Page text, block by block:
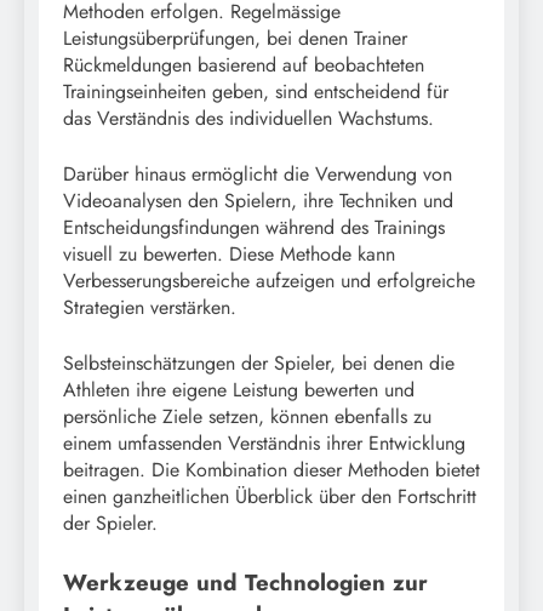
Methoden erfolgen. Regelmässige
Leistungsüberprüfungen, bei denen Trainer
Rückmeldungen basierend auf beobachteten
Trainingseinheiten geben, sind entscheidend für
das Verständnis des individuellen Wachstums.
Darüber hinaus ermöglicht die Verwendung von
Videoanalysen den Spielern, ihre Techniken und
Entscheidungsfindungen während des Trainings
visuell zu bewerten. Diese Methode kann
Verbesserungsbereiche aufzeigen und erfolgreiche
Strategien verstärken.
Selbsteinschätzungen der Spieler, bei denen die
Athleten ihre eigene Leistung bewerten und
persönliche Ziele setzen, können ebenfalls zu
einem umfassenden Verständnis ihrer Entwicklung
beitragen. Die Kombination dieser Methoden bietet
einen ganzheitlichen Überblick über den Fortschritt
der Spieler.
Werkzeuge und Technologien zur